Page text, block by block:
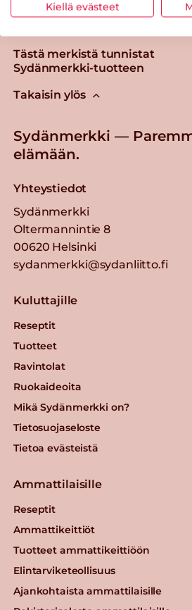
Tästä merkistä tunnistat
Sydänmerkki-tuotteen
Takaisin ylös
Sydänmerkki —
elämään.
Yhteystiedot
Sydänmerkki
Oltermannintie 8
00620 Helsinki
sydanmerkki@sydanliitto.fi
Kuluttajille
Reseptit
Tuotteet
Ravintolat
Ruokaideoita
Mikä Sydänmerkki on?
Tietosuojaseloste
Tietoa evästeistä
Ammattilaisille
Reseptit
Ammattikeittiöt
Tuotteet ammattikeittiöön
Elintarviketeollisuus
Ajankohtaista ammattilaisille
Kiellä evästeet